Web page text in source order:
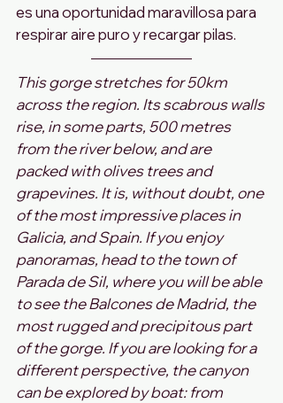
es una oportunidad maravillosa para
respirar aire puro y recargar pilas.
This gorge stretches for 50km
across the region. Its scabrous walls
rise, in some parts, 500 metres
from the river below, and are
packed with olives trees and
grapevines. It is, without doubt, one
of the most impressive places in
Galicia, and Spain. If you enjoy
panoramas, head to the town of
Parada de Sil, where you will be able
to see the Balcones de Madrid, the
most rugged and precipitous part
of the gorge. If you are looking for a
different perspective, the canyon
can be explored by boat: from